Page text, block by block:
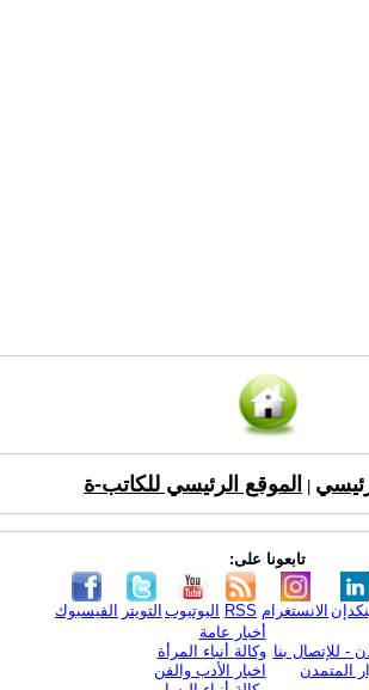
الموقع الرئيسي للكاتب-ة
تابعونا على:
الفيسبوك التويتر اليوتيوب RSS الانستغرام
- للإتصال بنا
المتمدن
أخبار عامة
وكالة أنباء المرأة
اخبار الأدب والفن